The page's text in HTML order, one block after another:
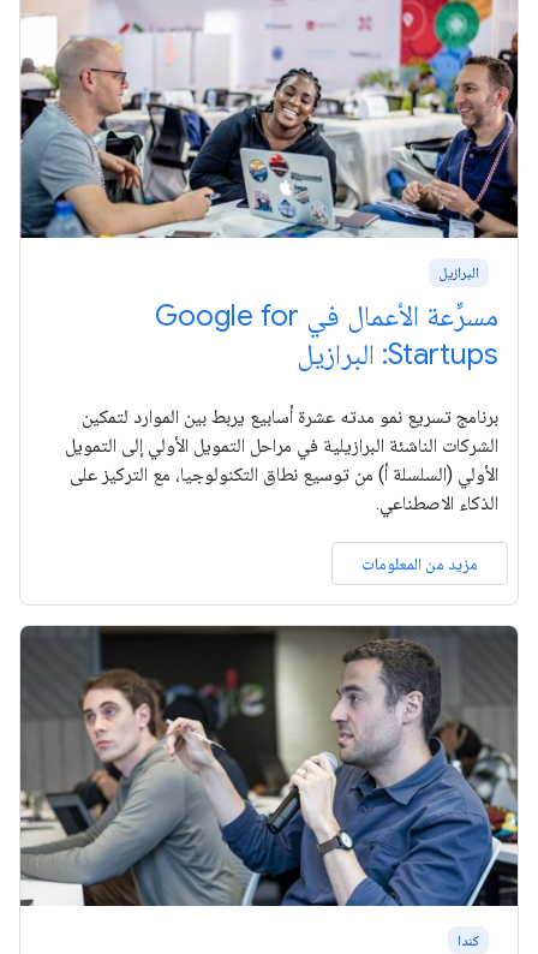
البرازيل
مسرِّعة الأعمال في Google for
Startups: البرازيل
برنامج تسريع نمو مدته عشرة أسابيع يربط بين الموارد لتمكين
الشركات الناشئة البرازيلية في مراحل التمويل الأولي إلى التمويل
الأولي (السلسلة أ) من توسيع نطاق التكنولوجيا، مع التركيز على
الذكاء الاصطناعي.
مزيد من المعلومات
كندا